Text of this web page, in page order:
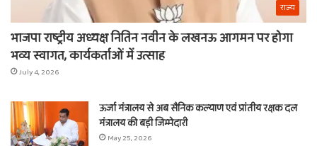
राज्य
भाजपा राष्ट्रीय अध्यक्ष नितिन नवीन के लखनऊ आगमन पर होगा
भव्य स्वागत, कार्यकर्ताओं में उत्साह
July 4, 2026
ऊर्जा मंत्रालय से अब सैनिक कल्याण एवं प्रांतीय रक्षक दल
मंत्रालय की बड़ी जिम्मेदारी
May 25, 2026